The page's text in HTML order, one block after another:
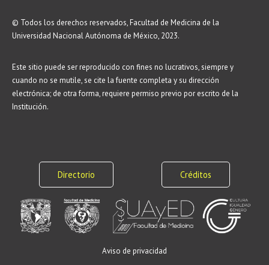
© Todos los derechos reservados, Facultad de Medicina de la
Universidad Nacional Autónoma de México, 2023.
Este sitio puede ser reproducido con fines no lucrativos, siempre y
cuando no se mutile, se cite la fuente completa y su dirección
electrónica; de otra forma, requiere permiso previo por escrito de la
Institución.
Directorio Créditos
Aviso de privacidad